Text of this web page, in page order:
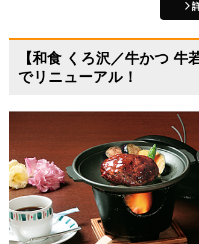
【和食 くろ沢／牛かつ 牛
でリニューアル！